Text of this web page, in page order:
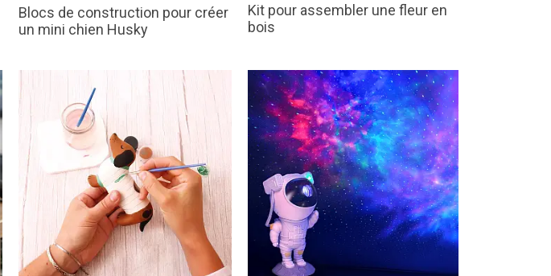
Blocs de construction pour créer
un mini chien Husky
Kit pour assembler une fleur en
bois